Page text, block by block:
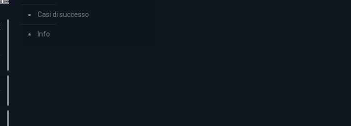
Casi di successo
Info